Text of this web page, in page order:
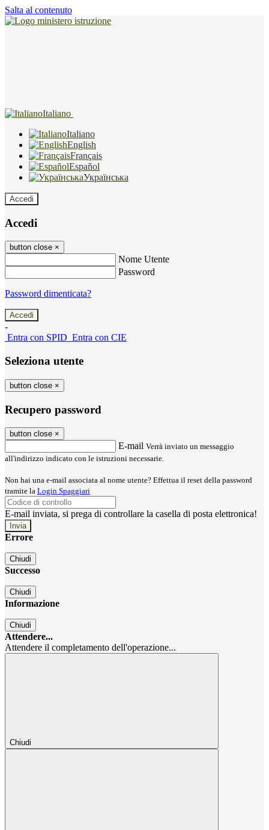
Salta al contenuto
Italiano
Italiano
English
Français
Español
Українська
Accedi
Accedi
button close ×
Nome Utente
Password
Password dimenticata?
-
Entra con SPID Entra con CIE
Seleziona utente
button close ×
Recupero password
button close ×
E-mail Verrà inviato un messaggio
all'indirizzo indicato con le istruzioni necessarie.
Non hai una e-mail associata al nome utente? Effettua il reset della password
tramite la Login Spaggiari
E-mail inviata, si prega di controllare la casella di posta elettronica!
Errore
Chiudi
Successo
Chiudi
Informazione
Chiudi
Attendere...
Attendere il completamento dell'operazione...
Chiudi